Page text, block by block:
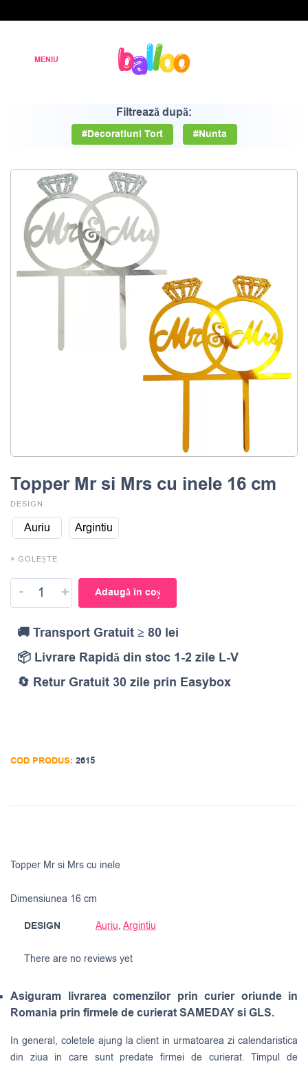
Filtrează după:
#Decoratiuni Tort #Nunta
Topper Mr si Mrs cu inele 16 cm
DESIGN
Auriu Argintiu
× GOLEȘTE
- + Adaugă în coș
🚚 Transport Gratuit ≥ 80 lei
📦 Livrare Rapidă din stoc 1-2 zile L-V
🔄 Retur Gratuit 30 zile prin Easybox
COD PRODUS: 2615
Topper Mr si Mrs cu inele
Dimensiunea 16 cm
DESIGN Auriu, Argintiu
There are no reviews yet
Asiguram livrarea comenzilor prin curier oriunde in
Romania prin firmele de curierat SAMEDAY si GLS.
In general, coletele ajung la client in urmatoarea zi calendaristica
din ziua in care sunt predate firmei de curierat. Timpul de